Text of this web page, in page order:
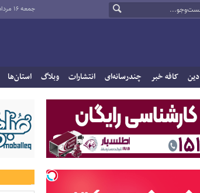
جمعه ۱۶ مرداد ۱۴۰۵
دین کافه خبر چندرسانه‌ای انتشارات وبلاگ استان‌ها